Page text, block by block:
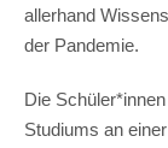
allerhand
der Pandemie.
Die
Studiums an